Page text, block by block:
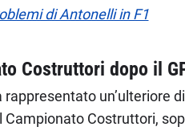
di Antonelli in F1
Costruttori dopo il
rappresentato un’ulteriore
Costruttori,